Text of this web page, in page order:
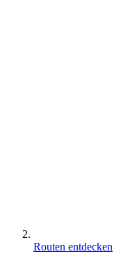
Routen entdecken